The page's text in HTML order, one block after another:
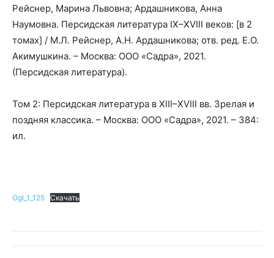
Рейснер, Марина Львовна; Ардашникова, Анна
Наумовна. Персидская литература IX–XVIII веков: [в 2
томах] / М.Л. Рейснер, А.Н. Ардашникова; отв. ред. Е.О.
Акимушкина. – Москва: ООО «Садра», 2021.
(Персидская литература).
Том 2: Персидская литература в XIII–XVIII вв. Зрелая и
поздняя классика. – Москва: ООО «Садра», 2021. – 384:
ил.
Ogl_1_125 Скачать